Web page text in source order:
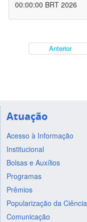
00:00:00 BRT 2026
Anterior
Atuação
Acesso à Informação
Institucional
Bolsas e Auxílios
Programas
Prêmios
Popularização da Ciência
Comunicação